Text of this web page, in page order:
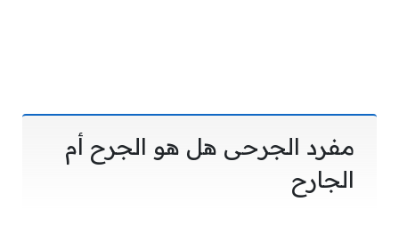
مفرد الجرحى هل هو الجرح أم
الجارح